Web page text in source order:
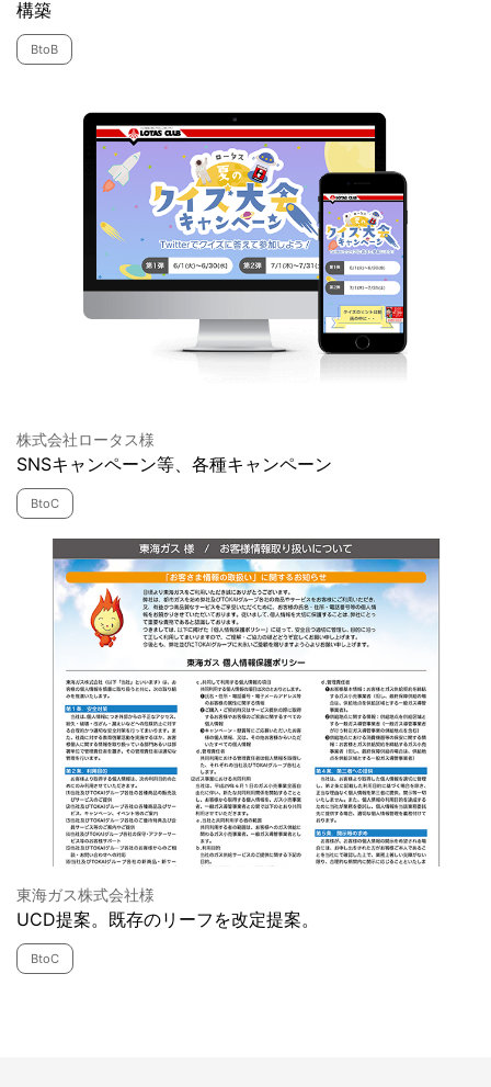
構築
BtoB
株式会社ロータス様
SNSキャンペーン等、各種キャンペーン
BtoC
東海ガス株式会社様
UCD提案。既存のリーフを改定提案。
BtoC